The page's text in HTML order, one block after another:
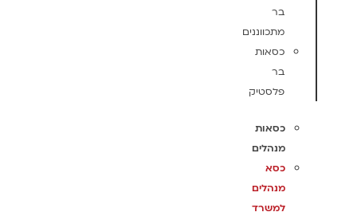
בר
מתכווננים
כסאות
בר
פלסטיק
כסאות
מנהלים
כסא
מנהלים
למשרד